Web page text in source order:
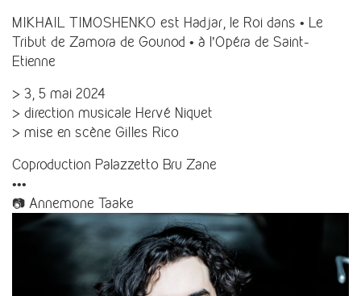
MIKHAIL TIMOSHENKO est Hadjar, le Roi dans • Le
Tribut de Zamora de Gounod • à l’Opéra de Saint-
Etienne
> 3, 5 mai 2024
> direction musicale Hervé Niquet
> mise en scène Gilles Rico
Coproduction Palazzetto Bru Zane
•••
📷 Annemone Taake